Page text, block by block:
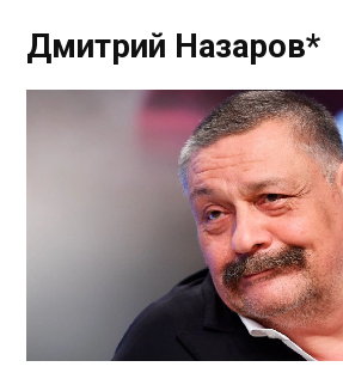
Дмитрий Назаров*